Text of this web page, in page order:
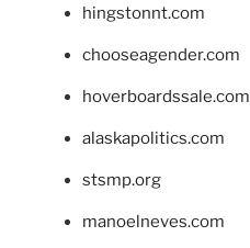
hingstonnt.com
chooseagender.com
hoverboardssale.com
alaskapolitics.com
stsmp.org
manoelneves.com